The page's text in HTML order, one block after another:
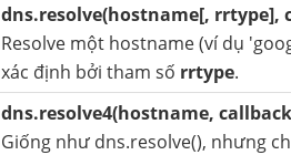
dns.resolve(hostname[, rrtype],
Resolve một hostname (ví dụ
xác định bởi tham số rrtype.
dns.resolve4(hostname,
Giống như dns.resolve(), nhưng